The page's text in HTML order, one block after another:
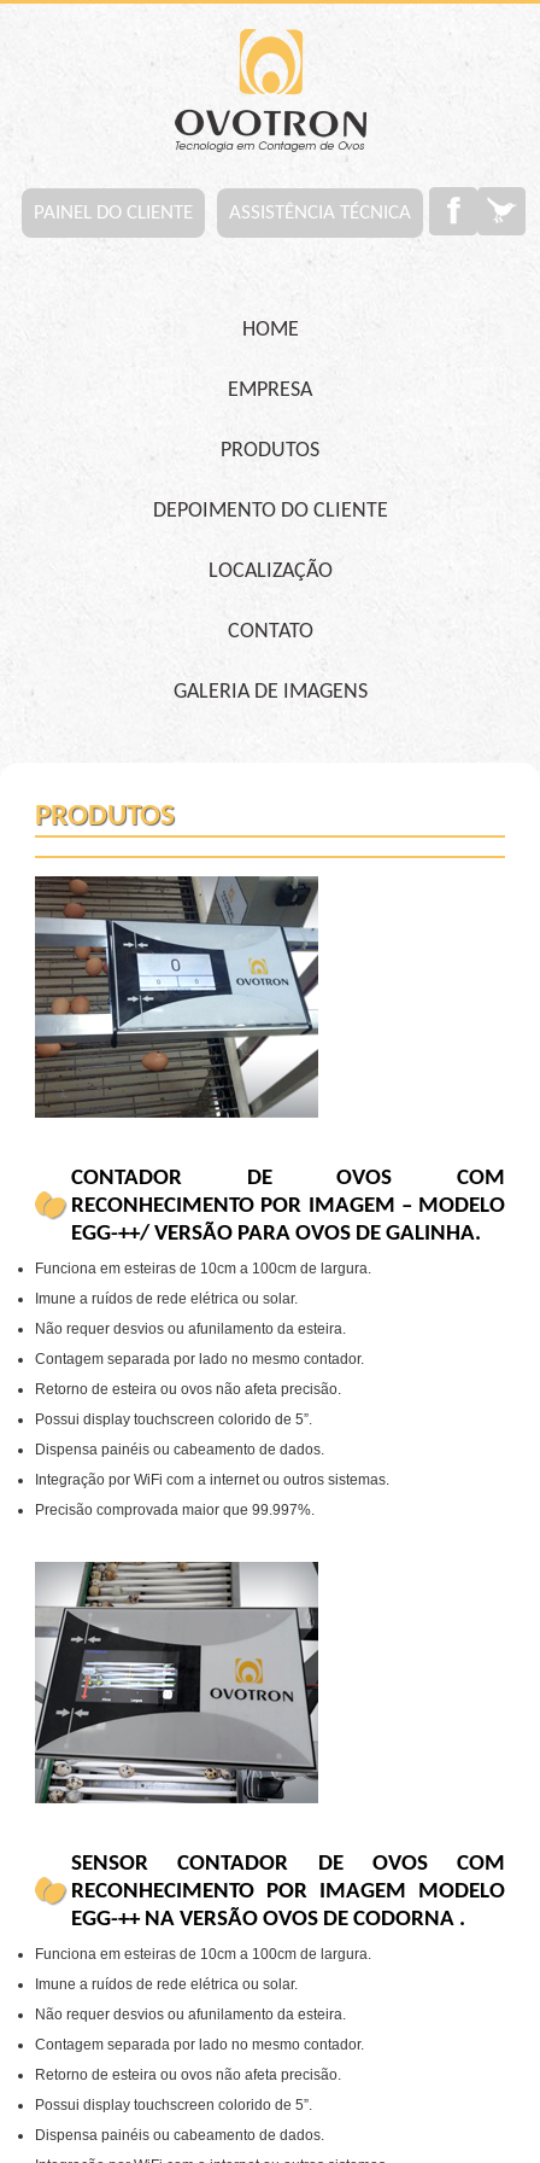
PAINEL DO CLIENTE ASSISTÊNCIA TÉCNICA
HOME
EMPRESA
PRODUTOS
DEPOIMENTO DO CLIENTE
LOCALIZAÇÃO
CONTATO
GALERIA DE IMAGENS
PRODUTOS
CONTADOR DE OVOS COM
RECONHECIMENTO POR IMAGEM – MODELO
EGG-++/ VERSÃO PARA OVOS DE GALINHA.
Funciona em esteiras de 10cm a 100cm de largura.
Imune a ruídos de rede elétrica ou solar.
Não requer desvios ou afunilamento da esteira.
Contagem separada por lado no mesmo contador.
Retorno de esteira ou ovos não afeta precisão.
Possui display touchscreen colorido de 5”.
Dispensa painéis ou cabeamento de dados.
Integração por WiFi com a internet ou outros sistemas.
Precisão comprovada maior que 99.997%.
SENSOR CONTADOR DE OVOS COM
RECONHECIMENTO POR IMAGEM MODELO
EGG-++ NA VERSÃO OVOS DE CODORNA .
Funciona em esteiras de 10cm a 100cm de largura.
Imune a ruídos de rede elétrica ou solar.
Não requer desvios ou afunilamento da esteira.
Contagem separada por lado no mesmo contador.
Retorno de esteira ou ovos não afeta precisão.
Possui display touchscreen colorido de 5”.
Dispensa painéis ou cabeamento de dados.